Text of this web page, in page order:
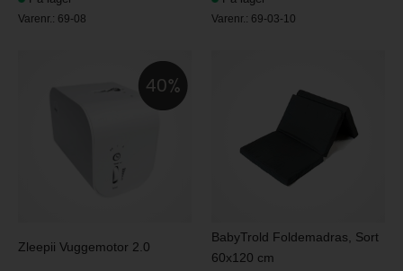
Varenr.: 69-08 Varenr.: 69-03-10
40
Zleepii Vuggemotor 2.0
BabyTrold Foldemadras, Sort
60x120 cm